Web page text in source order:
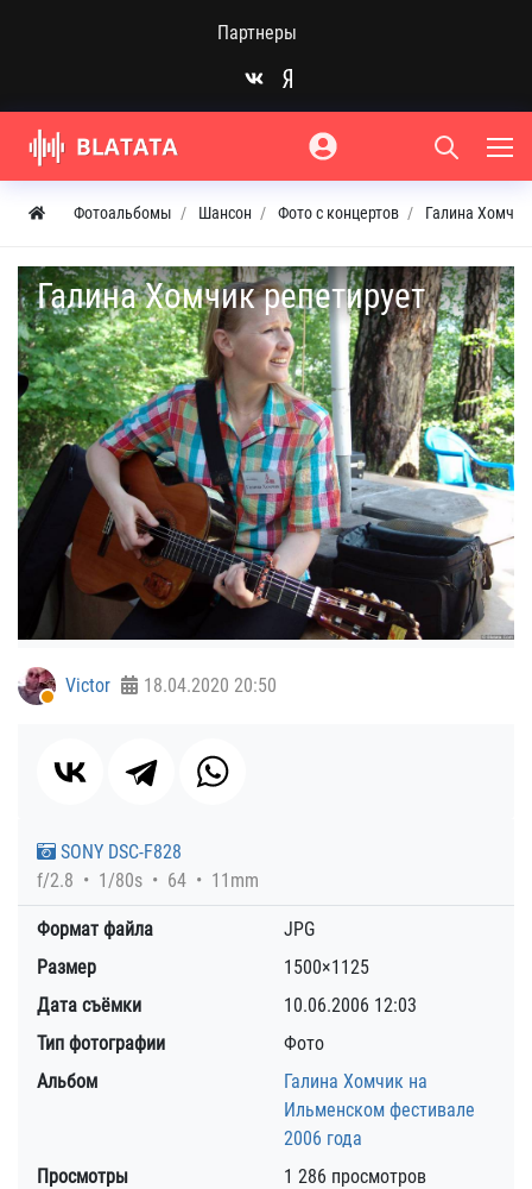
Партнеры
Фотоальбомы Шансон Фото с концертов Галина
Галина Хомчик репетирует
Victor 18.04.2020 20:50
SONY DSC-F828
f/2.8
1/80s 64 11mm
Формат файла
JPG
Размер
1500×1125
Дата съёмки
10.06.2006 12:03
Тип фотографии
Фото
Альбом
Галина Хомчик на
Ильменском фестивале
2006 года
Просмотры
1 286 просмотров